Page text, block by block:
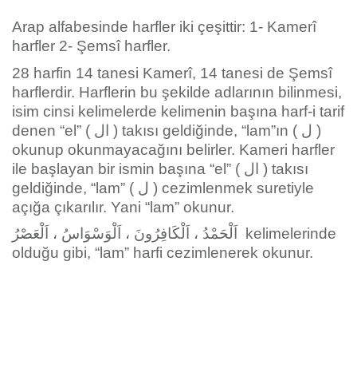
Arap alfabesinde harfler iki çeşittir: 1- Kamerî
harfler 2- Şemsî harfler.
28 harfin 14 tanesi Kamerî, 14 tanesi de Şemsî
harflerdir. Harflerin bu şekilde adlarının bilinmesi,
isim cinsi kelimelerde kelimenin başına harf-i tarif
denen “el” ( ال ) takısı geldiğinde, “lam”ın ( ل )
okunup okunmayacağını belirler. Kameri harfler
ile başlayan bir ismin başına “el” ( ال ) takısı
geldiğinde, “lam” ( ل ) cezimlenmek suretiyle
açığa çıkarılır. Yani “lam” okunur.
اَلْحَمْدُ ، اَلْكَافِرُونَ ، اَلْوَسْوَاسُ ، اَلْعَصْرُ kelimelerinde
olduğu gibi, “lam” harfi cezimlenerek okunur.